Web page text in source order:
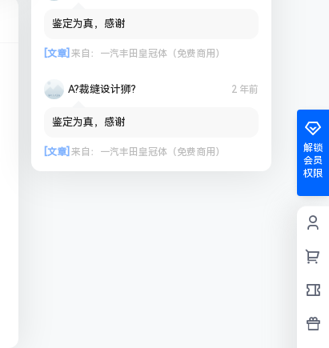
鉴定为真，感谢
[文章] 来自： 一汽丰田皇冠体（免费商用）
A?裁缝设计狮? 2 年前
鉴定为真，感谢
[文章] 来自： 一汽丰田皇冠体（免费商用）
解锁
会员
权限